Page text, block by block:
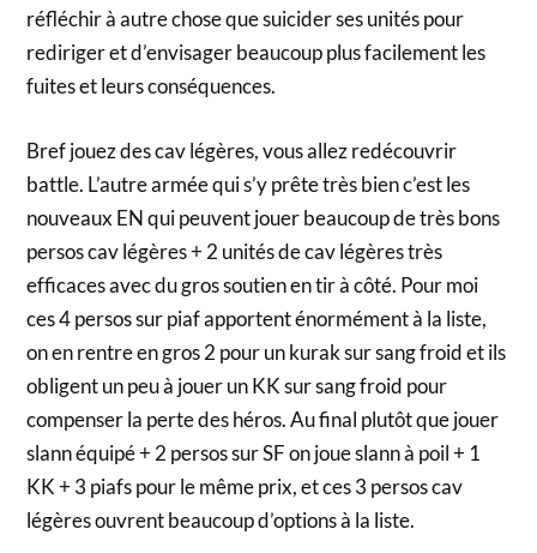
réfléchir à autre chose que suicider ses unités pour
rediriger et d’envisager beaucoup plus facilement les
fuites et leurs conséquences.
Bref jouez des cav légères, vous allez redécouvrir
battle. L’autre armée qui s’y prête très bien c’est les
nouveaux EN qui peuvent jouer beaucoup de très bons
persos cav légères + 2 unités de cav légères très
efficaces avec du gros soutien en tir à côté. Pour moi
ces 4 persos sur piaf apportent énormément à la liste,
on en rentre en gros 2 pour un kurak sur sang froid et ils
obligent un peu à jouer un KK sur sang froid pour
compenser la perte des héros. Au final plutôt que jouer
slann équipé + 2 persos sur SF on joue slann à poil + 1
KK + 3 piafs pour le même prix, et ces 3 persos cav
légères ouvrent beaucoup d’options à la liste.